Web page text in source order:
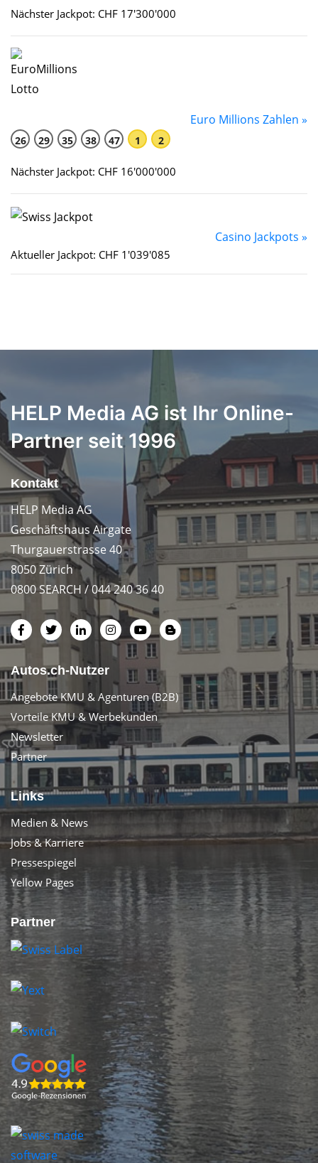
Nächster Jackpot: CHF 17'300'000
Euro Millions Zahlen »
26 29 35 38 47 1 2
Nächster Jackpot: CHF 16'000'000
Casino Jackpots »
Aktueller Jackpot: CHF 1'039'085
HELP Media AG ist Ihr Online-
Partner seit 1996
Kontakt
HELP Media AG
Geschäftshaus Airgate
Thurgauerstrasse 40
8050 Zürich
0800 SEARCH / 044 240 36 40
Autos.ch-Nutzer
Angebote KMU & Agenturen (B2B)
Vorteile KMU & Werbekunden
Newsletter
Partner
Links
Medien & News
Jobs & Karriere
Pressespiegel
Yellow Pages
Partner